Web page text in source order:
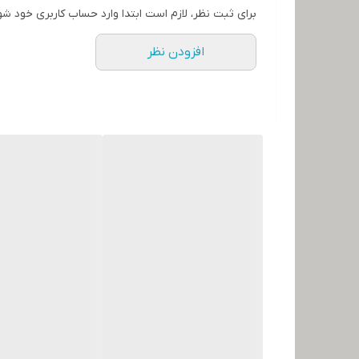
برای ثبت نظر، لازم است ابتدا وارد حساب کاربری خود
افزودن نظر